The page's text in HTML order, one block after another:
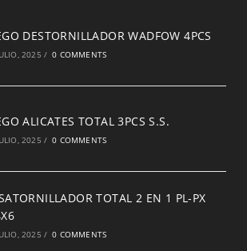
DESTORNILLADOR WADFOW 4PCS
2025 / 0 COMMENTS
ALICATES TOTAL 3PCS S.S.
2025 / 0 COMMENTS
TOTAL 2 EN 1 PL-PX
2025 / 0 COMMENTS